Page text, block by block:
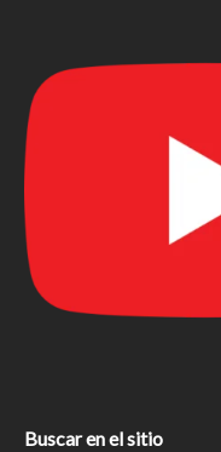
Buscar en el sitio